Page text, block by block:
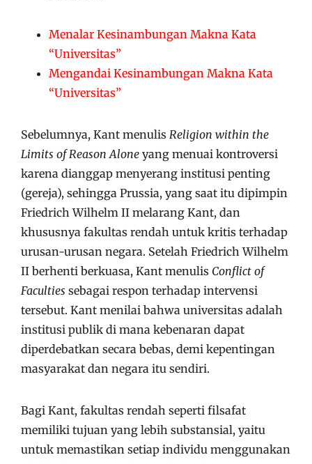
Menalar Kesinambungan Makna Kata
“Universitas”
Mengandai Kesinambungan Makna Kata
“Universitas”
Sebelumnya, Kant menulis Religion within the
Limits of Reason Alone yang menuai kontroversi
karena dianggap menyerang institusi penting
(gereja), sehingga Prussia, yang saat itu dipimpin
Friedrich Wilhelm II melarang Kant, dan
khususnya fakultas rendah untuk kritis terhadap
urusan-urusan negara. Setelah Friedrich Wilhelm
II berhenti berkuasa, Kant menulis Conflict of
Faculties sebagai respon terhadap intervensi
tersebut. Kant menilai bahwa universitas adalah
institusi publik di mana kebenaran dapat
diperdebatkan secara bebas, demi kepentingan
masyarakat dan negara itu sendiri.
Bagi Kant, fakultas rendah seperti filsafat
memiliki tujuan yang lebih substansial, yaitu
untuk memastikan setiap individu menggunakan